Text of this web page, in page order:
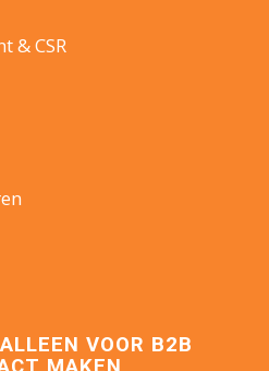
& CSR
VOOR B2B